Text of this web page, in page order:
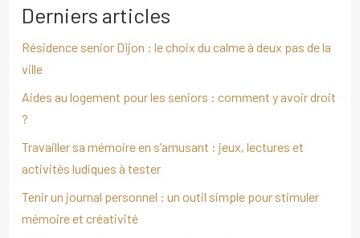
Derniers articles
Résidence senior Dijon : le choix du calme à deux pas de la
ville
Aides au logement pour les seniors : comment y avoir droit
?
Travailler sa mémoire en s’amusant : jeux, lectures et
activités ludiques à tester
Tenir un journal personnel : un outil simple pour stimuler
mémoire et créativité